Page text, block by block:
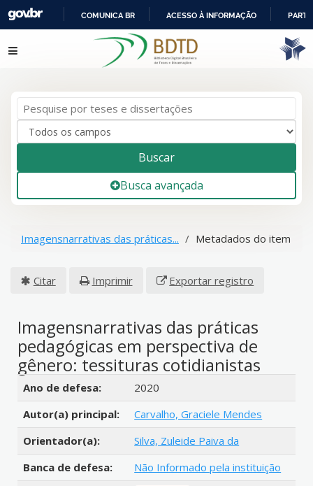
IR
PARA
COMUNICA BR ACESSO À INFORMAÇÃO
Pular para o conteúdo
Buscar
Busca avançada
Imagensnarrativas das práticas... Metadados do item
Citar Imprimir Exportar registro
Imagensnarrativas das práticas
pedagógicas em perspectiva de
gênero: tessituras cotidianistas
Detalhes bibliográficos
Ano de defesa:
2020
Autor(a) principal:
Carvalho, Graciele Mendes
Orientador(a):
Silva, Zuleide Paiva da
Banca de defesa:
Não Informado pela instituição